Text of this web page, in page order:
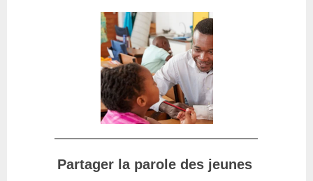
Partager la parole des jeunes